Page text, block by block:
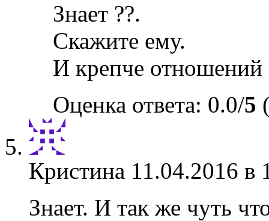
Знает ??.
Скажите ему.
И крепче
Оценка ответа: 0.0/5
Кристина 11.04.2016 в
Знает. И так же чуть